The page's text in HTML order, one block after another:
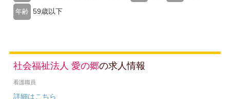
年齢 59歳以下
社会福祉法人 愛の郷の求人情報
看護職員
詳細はこちら